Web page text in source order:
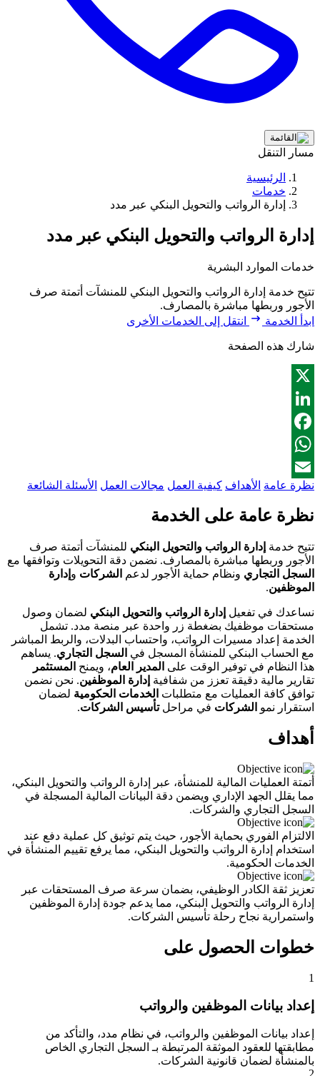
مسار التنقل
الرئيسية
خدمات
إدارة الرواتب والتحويل البنكي عبر مدد
إدارة الرواتب والتحويل البنكي عبر مدد
خدمات الموارد البشرية
تتيح خدمة إدارة الرواتب والتحويل البنكي للمنشآت أتمتة صرف
الأجور وربطها مباشرة بالمصارف.
ابدأ الخدمة
انتقل إلى الخدمات الأخرى
شارك هذه الصفحة
X
LinkedIn
Facebook
WhatsApp
Email
نظرة عامة الأهداف كيفية العمل مجالات العمل الأسئلة الشائعة
نظرة عامة على الخدمة
تتيح خدمة إدارة الرواتب والتحويل البنكي للمنشآت أتمتة صرف
الأجور وربطها مباشرة بالمصارف. نضمن دقة التحويلات وتوافقها مع
السجل التجاري ونظام حماية الأجور لدعم الشركات و إدارة
الموظفين.
نساعدك في تفعيل إدارة الرواتب والتحويل البنكي لضمان وصول
مستحقات موظفيك بضغطة زر واحدة عبر منصة مدد. تشمل
الخدمة إعداد مسيرات الرواتب، واحتساب البدلات، والربط المباشر
مع الحساب البنكي للمنشأة المسجل في السجل التجاري. يساهم
هذا النظام في توفير الوقت على المدير العام، ويمنح المستثمر
تقارير مالية دقيقة تعزز من شفافية إدارة الموظفين. نحن نضمن
توافق كافة العمليات مع متطلبات الخدمات الحكومية لضمان
استقرار نمو الشركات في مراحلتأسيس الشركات.
أهداف
أتمتة العمليات المالية للمنشأة، عبر إدارة الرواتب والتحويل البنكي،
مما يقلل الجهد الإداري ويضمن دقة البيانات المالية المسجلة في
السجل التجاري والشركات.
الالتزام الفوري بحماية الأجور، حيث يتم توثيق كل عملية دفع عند
استخدام إدارة الرواتب والتحويل البنكي، مما يرفع تقييم المنشأة في
الخدمات الحكومية.
تعزيز ثقة الكادر الوظيفي، بضمان سرعة صرف المستحقات عبر
إدارة الرواتب والتحويل البنكي، مما يدعم جودة إدارة الموظفين
واستمرارية نجاح رحلة تأسيس الشركات.
خطوات الحصول على
1
إعداد بيانات الموظفين والرواتب
إعداد بيانات الموظفين والرواتب، في نظام مدد، والتأكد من
مطابقتها للعقود الموثقة المرتبطة بـ السجل التجاري الخاص
بالمنشأة لضمان قانونية الشركات.